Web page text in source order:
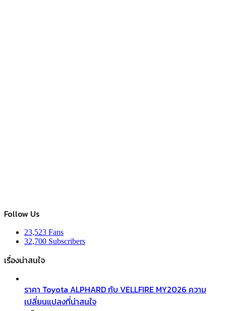
Follow Us
23,523 Fans
32,700 Subscribers
เรื่องน่าสนใจ
ราคา Toyota ALPHARD กับ VELLFIRE MY2026 ความ
เปลี่ยนแปลงที่น่าสนใจ